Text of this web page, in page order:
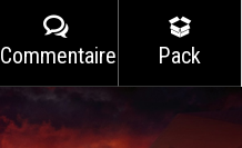
Commentaires Pack